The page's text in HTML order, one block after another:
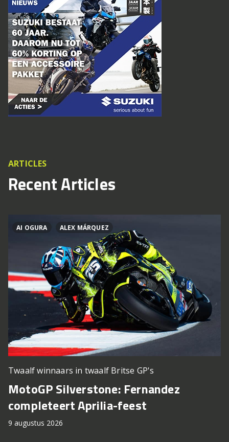
ARTICLES
Recent Articles
AI OGURA ALEX MÁRQUEZ
Twaalf winnaars in twaalf Britse GP's
MotoGP Silverstone: Fernandez
completeert Aprilia-feest
9 augustus 2026